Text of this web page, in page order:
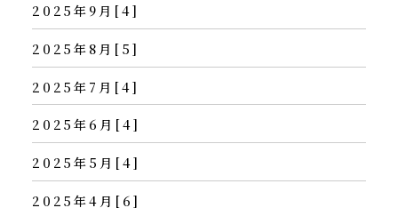
2025年9月[4]
2025年8月[5]
2025年7月[4]
2025年6月[4]
2025年5月[4]
2025年4月[6]